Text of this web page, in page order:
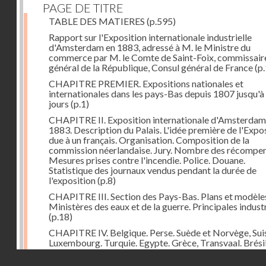
PAGE DE TITRE
TABLE DES MATIERES (p.595)
Rapport sur l'Exposition internationale industrielle
d'Amsterdam en 1883, adressé à M. le Ministre du
commerce par M. le Comte de Saint-Foix,
général de la République, Consul général de France
CHAPITRE PREMIER. Expositions nationales et
internationales dans les pays-Bas depuis 1807 jusqu'à
jours (p.1)
CHAPITRE II. Exposition internationale
1883. Description du Palais. L'idée première de
due à un français. Organisation. Composition de la
commission néerlandaise. Jury. Nombre des
Mesures prises contre l'incendie. Police. Douane.
Statistique des journaux vendus pendant la durée de
l'exposition(p.8)
CHAPITRE III. Section des Pays-Bas. Plans et
Ministères des eaux et de la guerre. Principales
(p.18)
CHAPITRE IV. Belgique. Perse. Suède et Norvège,
Luxembourg. Turquie. Egypte. Grèce, Transvaal.
Chine. Italie, Angleterre. Russie. Espagne. Autriche-